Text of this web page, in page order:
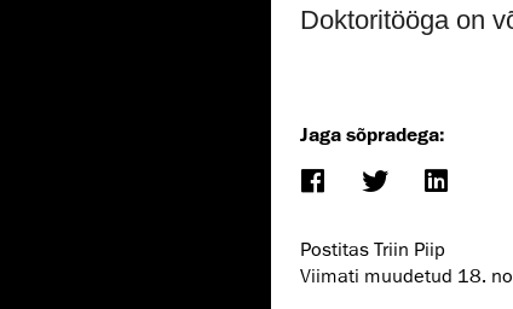
Doktoritööga on
Jaga sõpradega:
Postitas Triin Piip
Viimati muudetud 18.